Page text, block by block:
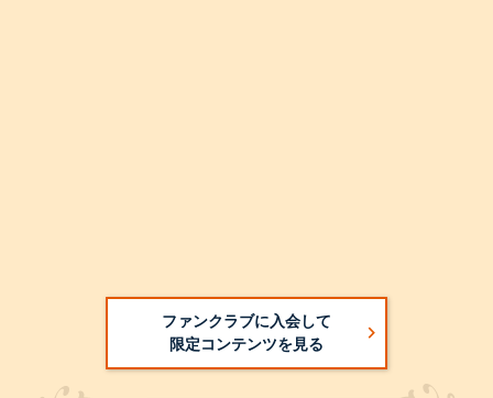
ファンクラブに入会して
限定コンテンツを見る